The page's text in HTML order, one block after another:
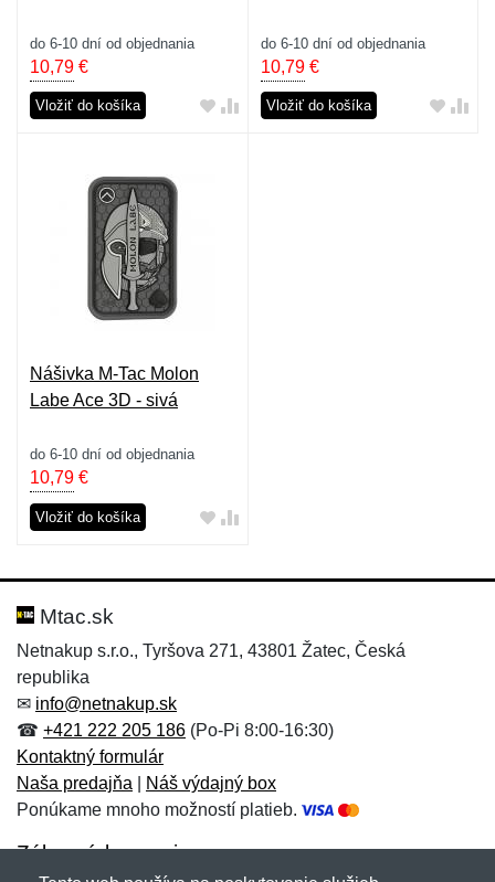
do 6-10 dní od objednania
10,79 €
Vložiť do košíka
do 6-10 dní od objednania
10,79€
Vložiť do košíka
Nášivka M-Tac Molon
Labe Ace 3D - sivá
do 6-10 dní od objednania
10,79 €
Vložiť do košíka
Mtac.sk
Netnakup s.r.o., Tyršova 271, 43801 Žatec, Česká
republika
✉ info@netnakup.sk
☎ +421 222 205 186 (Po-Pi 8:00-16:30)
Kontaktný formulár
Naša predajňa
Náš výdajný box
Ponúkame mnoho možností platieb.
Zákaznícky servis